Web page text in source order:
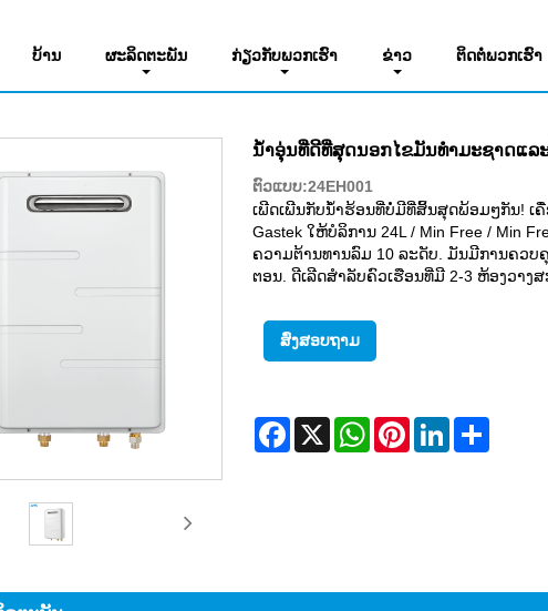
ບ້ານ ຜະລິດຕະພັນ ກ່ຽວ​ກັບ​ພວກ​ເຮົາ ຂ່າວ ຕິດຕໍ່ພວກເຮົາ
ແກັສ
ນ້ໍາອຸ່ນທີ່ດີທີ່ສຸດນອກໄຂມັນທໍາມະຊາດແລ
ຕົວແບບ:24EH001
ເພີດເພີນກັບນ້ໍາຮ້ອນທີ່ບໍ່ມີທີ່ສິ້ນສຸດພ້ອມໆກັນ! ເຄື່
Gastek ໃຫ້ບໍລິການ 24L / Min Free / Min
ຄວາມຕ້ານທານລົມ 10 ລະດັບ. ມັນມີການຄວບ
ຕອນ. ດີເລີດສໍາລັບຄົວເຮືອນທີ່ມີ 2-3 ຫ້ອງວາງສ
ສົ່ງສອບຖາມ
Facebook
X WhatsAppPinterestLinkedInShare